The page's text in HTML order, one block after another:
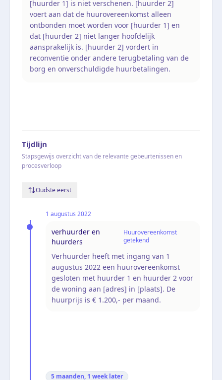
[huurder 1] is niet verschenen. [huurder 2]
voert aan dat de huurovereenkomst alleen
ontbonden moet worden voor [huurder 1] en
dat [huurder 2] niet langer hoofdelijk
aansprakelijk is. [huurder 2] vordert in
reconventie onder andere terugbetaling van de
borg en onverschuldigde huurbetalingen.
Tijdlijn
Stapsgewijs overzicht van de relevante gebeurtenissen en
procesverloop
Oudste eerst
1 augustus 2022
verhuurder en
huurders
Huurovereenkomst
getekend
Verhuurder heeft met ingang van 1
augustus 2022 een huurovereenkomst
gesloten met huurder 1 en huurder 2 voor
de woning aan [adres] in [plaats]. De
huurprijs is € 1.200,- per maand.
5 maanden, 1 week later